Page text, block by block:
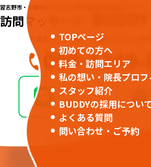
習志野市・船橋市のリハビリに強い本格的な訪問マッサージ
訪問マッサージ
お電話でのご予約・お問い合わせは番
090-4249-
LINEで
予約する
TOPページ
初めての方へ
料金・訪問エリア
私の想い・院長プロフ
スタッフ紹介
BUDDYの採用につい
よくある質問
問い合わせ・ご予約